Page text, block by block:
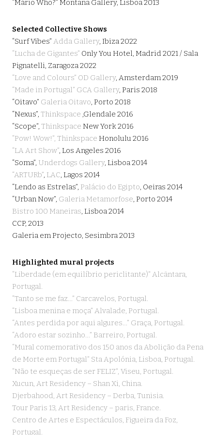
“Mário Who?” Montana Gallery, Lisboa 2013
Selected Collective Shows
“Surf Vibes” Adda Gallery, Ibiza 2022
“Lucha de Gigantes” Only You Hotel, Madrid 2021 / Sala
Pignatelli, Zaragoza 2022
“Love and Colours” OD Gallery, Amsterdam 2019
“Made in Portugal” GCA Gallery, Paris 2018
“Oitavo” Galeria Oitavo, Porto 2018
“Nexus”, Thinkspace ,Glendale 2016
“Scope”, Thinkspace New York 2016
“Pow! Wow!”, Thinkspace Honolulu 2016
“LA Art Show”, Los Angeles 2016
“Soma”, Underdogs Gallery, Lisboa 2014
“ARTURb”, LAC, Lagos 2014
“Lendo as Estrelas”, Palácio do Egipto, Oeiras 2014
“Urban Now”, Galeria Metamorfose, Porto 2014
Bistro 100 Maneiras, Lisboa 2014
CCP, 2013
Galeria em Projecto, Sesimbra 2013
Highlighted mural projects
“Liberdade (em equilíbrio periclitante)” Alcântara,
Portugal.
“Tanto se me faz…” Carcavelos, Portugal.
“Lisboa menina e moça” Alvalade, Portugal.
“Antes perdida por aqui algures…” Graça, Portugal.
“Adoro estar sozinho…” Barreiro, Portugal.
“Mural comemorativo dos 150 anos da Abolição da Pena
de Morte em Portugal” Sta Apolónia, Lisboa, Portugal.
“Não te esqueças de ser FELIZ”, Viseu, Portugal.
Xucun, Art Residency – Shan Xi, China.
Djerbahood, Art Residency – Derba, Tunisia.
Tour Paris 13, Art Residency – paris, France.
Centro de Artes e Espectáculos, Figueira da Foz,
Portugal.